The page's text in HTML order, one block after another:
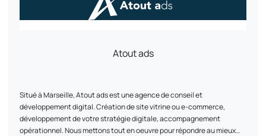
Atout ads
Situé à Marseille, Atout ads est une agence de conseil et
développement digital. Création de site vitrine ou e-commerce,
développement de votre stratégie digitale, accompagnement
opérationnel. Nous mettons tout en oeuvre pour répondre au mieux